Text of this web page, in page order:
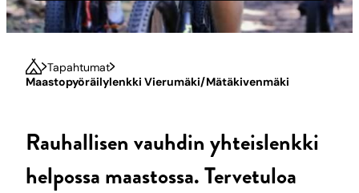
Tapahtumat
Maastopyöräilylenkki Vierumäki/Mätäkivenmäki
Rauhallisen vauhdin yhteislenkki
helpossa maastossa. Tervetuloa